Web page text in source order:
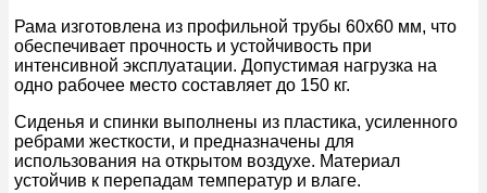
Рама изготовлена из профильной трубы 60х60 мм, что
обеспечивает прочность и устойчивость при
интенсивной эксплуатации. Допустимая нагрузка на
одно рабочее место составляет до 150 кг.
Сиденья и спинки выполнены из пластика, усиленного
ребрами жесткости, и предназначены для
использования на открытом воздухе. Материал
устойчив к перепадам температур и влаге.